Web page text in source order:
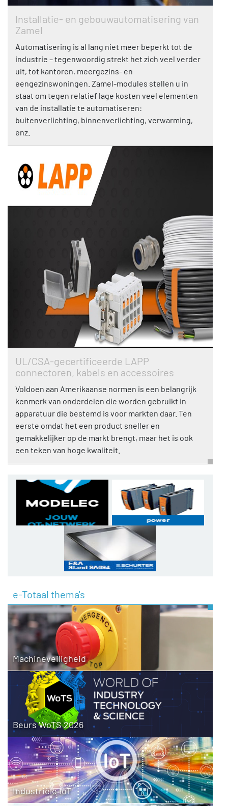
Installatie- en gebouwautomatisering van
Zamel
Automatisering is al lang niet meer beperkt tot de
industrie – tegenwoordig strekt het zich veel verder
uit, tot kantoren, meergezins- en
eengezinswoningen. Zamel-modules stellen u in
staat om tegen relatief lage kosten veel elementen
van de installatie te automatiseren:
buitenverlichting, binnenverlichting, verwarming,
enz.
UL/CSA-gecertificeerde LAPP
connectoren, kabels en accessoires
Voldoen aan Amerikaanse normen is een belangrijk
kenmerk van onderdelen die worden gebruikt in
apparatuur die bestemd is voor markten daar. Ten
eerste omdat het een product sneller en
gemakkelijker op de markt brengt, maar het is ook
een teken van hoge kwaliteit.
e-Totaal thema's
Machineveiligheid
Beurs WoTS 2026
Industriële IoT